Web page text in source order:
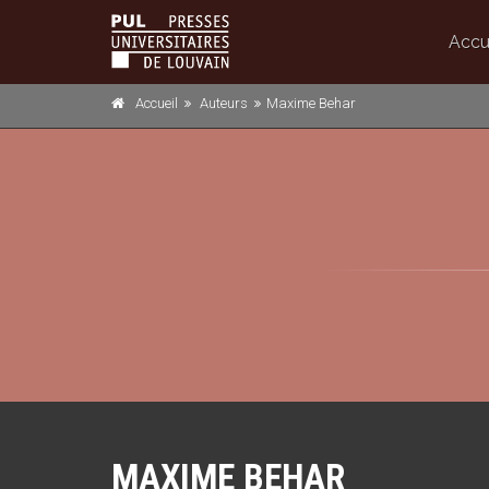
Accueil Auteurs Maxime Behar
MAXIME BEHAR